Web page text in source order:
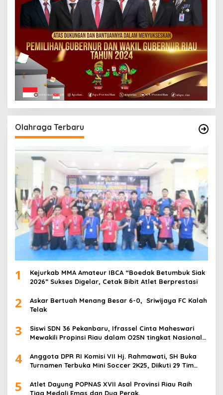
Olahraga Terbaru
1
Kejurkab MMA Amateur IBCA “Boedak Betumbuk Siak
2026” Sukses Digelar, Cetak Bibit Atlet Berprestasi
2
Askar Bertuah Menang Besar 6-0, Sriwijaya FC Kalah
Telak
3
Siswi SDN 36 Pekanbaru, Ifrassel Cinta Maheswari
Mewakili Propinsi Riau dalam O2SN tingkat Nasional
4
Anggota DPR RI Komisi VII Hj. Rahmawati, SH Buka
Turnamen Terbuka Mini Soccer 2K25, Diikuti 29 Tim
5
Atlet Dayung POPNAS XVII Asal Provinsi Riau Raih
Tiga Medali Emas dan Dua Perak.